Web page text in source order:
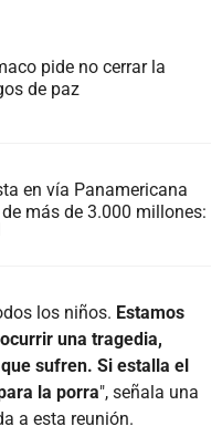
pide no cerrar la
de paz
en vía Panamericana
más de 3.000 millones:
los niños. Estamos
una tragedia,
sufren. Si estalla el
la porra", señala una
a esta reunión.